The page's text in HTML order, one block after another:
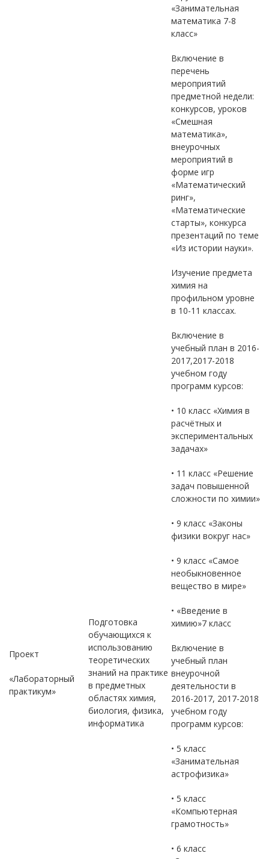
«Занимательная
математика 7-8
класс»
Включение в
перечень
мероприятий
предметной недели:
конкурсов, уроков
«Смешная
математика»,
внеурочных
мероприятий в
форме игр
«Математический
ринг»,
«Математические
старты», конкурса
презентаций по теме
«Из истории науки».
Проект
«Лабораторный
практикум»
Подготовка
обучающихся к
использованию
теоретических
знаний на практике
в предметных
областях химия,
биология, физика,
информатика
Изучение предмета
химия на
профильном уровне
в 10-11 классах.
Включение в
учебный план в 2016-
2017,2017-2018
учебном году
программ курсов:
• 10 класс «Химия в
расчётных и
экспериментальных
задачах»
• 11 класс «Решение
задач повышенной
сложности по химии»
• 9 класс «Законы
физики вокруг нас»
• 9 класс «Самое
необыкновенное
вещество в мире»
• «Введение в
химию»7 класс
Включение в
учебный план
внеурочной
деятельности в
2016-2017, 2017-2018
учебном году
программ курсов:
• 5 класс
«Занимательная
астрофизика»
• 5 класс
«Компьютерная
грамотность»
• 6 класс